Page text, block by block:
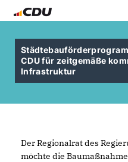
CDU für zeitgemäße
Infrastruktur
Der Regionalrat des
möchte die